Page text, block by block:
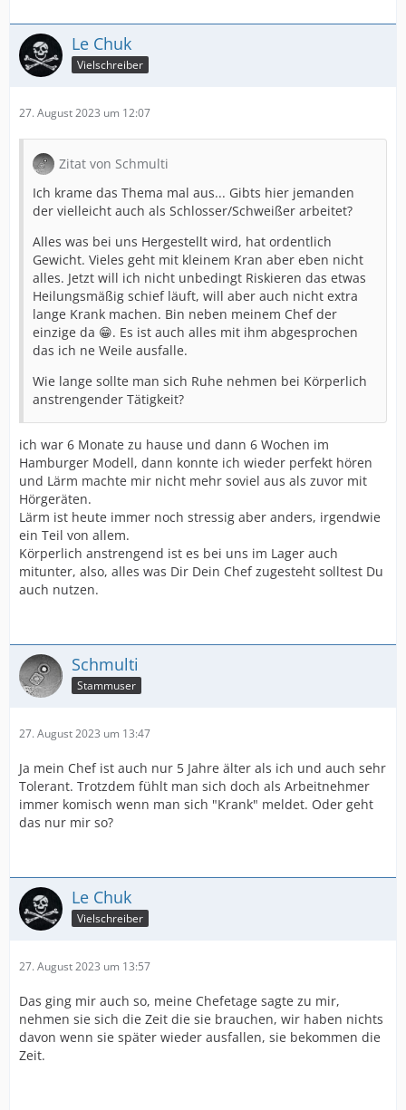
Le Chuk
Vielschreiber
27. August 2023 um 12:07
Zitat von Schmulti
Ich krame das Thema mal aus... Gibts hier jemanden
der vielleicht auch als Schlosser/Schweißer arbeitet?
Alles was bei uns Hergestellt wird, hat ordentlich
Gewicht. Vieles geht mit kleinem Kran aber eben nicht
alles. Jetzt will ich nicht unbedingt Riskieren das etwas
Heilungsmäßig schief läuft, will aber auch nicht extra
lange Krank machen. Bin neben meinem Chef der
einzige da 😁. Es ist auch alles mit ihm abgesprochen
das ich ne Weile ausfalle.
Wie lange sollte man sich Ruhe nehmen bei Körperlich
anstrengender Tätigkeit?
ich war 6 Monate zu hause und dann 6 Wochen im
Hamburger Modell, dann konnte ich wieder perfekt hören
und Lärm machte mir nicht mehr soviel aus als zuvor mit
Hörgeräten.
Lärm ist heute immer noch stressig aber anders, irgendwie
ein Teil von allem.
Körperlich anstrengend ist es bei uns im Lager auch
mitunter, also, alles was Dir Dein Chef zugesteht solltest Du
auch nutzen.
Schmulti
Stammuser
27. August 2023 um 13:47
Ja mein Chef ist auch nur 5 Jahre älter als ich und auch sehr
Tolerant. Trotzdem fühlt man sich doch als Arbeitnehmer
immer komisch wenn man sich "Krank" meldet. Oder geht
das nur mir so?
Le Chuk
Vielschreiber
27. August 2023 um 13:57
Das ging mir auch so, meine Chefetage sagte zu mir,
nehmen sie sich die Zeit die sie brauchen, wir haben nichts
davon wenn sie später wieder ausfallen, sie bekommen die
Zeit.